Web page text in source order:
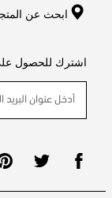
ابحث عن
اشترك للحصول